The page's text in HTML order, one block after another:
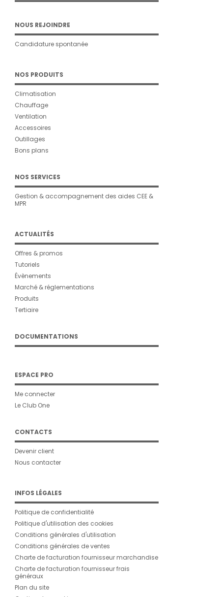
NOUS REJOINDRE
Candidature spontanée
NOS PRODUITS
Climatisation
Chauffage
Ventilation
Accessoires
Outillages
Bons plans
NOS SERVICES
Gestion & accompagnement des aides CEE &
MPR
ACTUALITÉS
Offres & promos
Tutoriels
Évènements
Marché & réglementations
Produits
Tertiaire
DOCUMENTATIONS
ESPACE PRO
Me connecter
Le Club One
CONTACTS
Devenir client
Nous contacter
INFOS LÉGALES
Politique de confidentialité
Politique d'utilisation des cookies
Conditions générales d'utilisation
Conditions générales de ventes
Charte de facturation fournisseur marchandise
Charte de facturation fournisseur frais
généraux
Plan du site